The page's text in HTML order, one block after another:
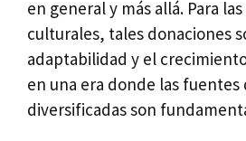
en general y más allá. Para
culturales, tales donaciones
adaptabilidad y el
en una era donde las fuentes
diversificadas son